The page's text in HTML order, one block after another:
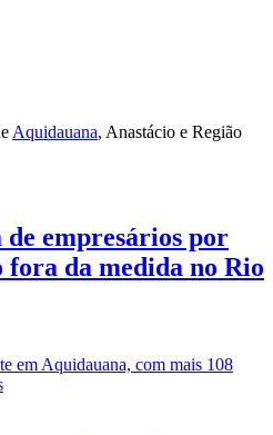
Aquidauana, Anastácio e Região
empresários por
fora da medida no Rio